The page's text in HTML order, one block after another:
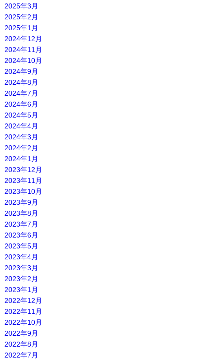
2025年3月
2025年2月
2025年1月
2024年12月
2024年11月
2024年10月
2024年9月
2024年8月
2024年7月
2024年6月
2024年5月
2024年4月
2024年3月
2024年2月
2024年1月
2023年12月
2023年11月
2023年10月
2023年9月
2023年8月
2023年7月
2023年6月
2023年5月
2023年4月
2023年3月
2023年2月
2023年1月
2022年12月
2022年11月
2022年10月
2022年9月
2022年8月
2022年7月